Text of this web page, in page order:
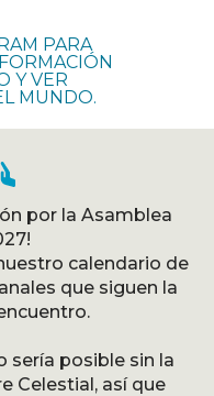
PARA
Y VER
MUNDO.
por la Asamblea
calendario de
que siguen la
sería posible sin la
Celestial, así que